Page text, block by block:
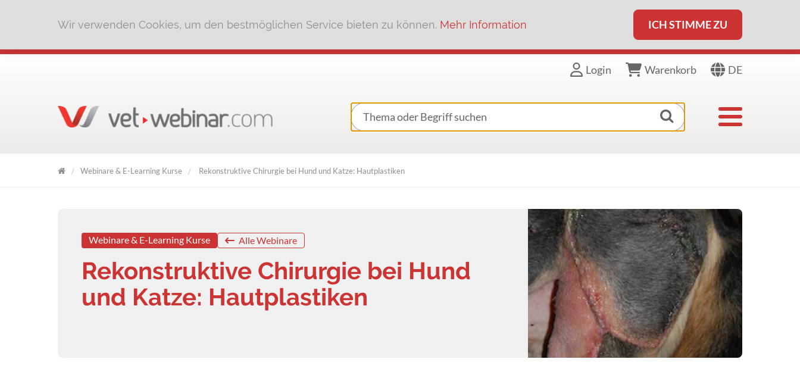
Wir verwenden Cookies, um den bestmöglichen Service bieten zu können. Mehr Information ICH STIMME ZU
Login Warenkorb DE
Toggle
Webinare & E-Learning Kurse Rekonstruktive Chirurgie bei Hund und Katze: Hautplastiken
Webinare & E-Learning Kurse Alle Webinare
Rekonstruktive Chirurgie bei Hund
und Katze: Hautplastiken